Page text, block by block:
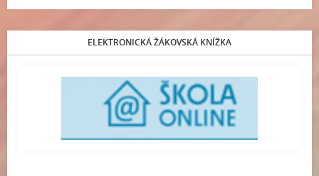
ELEKTRONICKÁ ŽÁKOVSKÁ KNÍŽKA